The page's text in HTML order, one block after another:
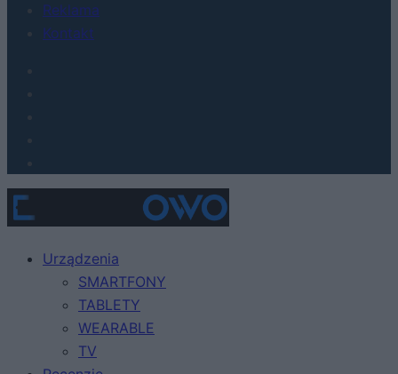
Reklama
Kontakt
Urządzenia
SMARTFONY
TABLETY
WEARABLE
TV